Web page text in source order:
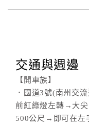
交通與週邊
【開車族】
．國道3號(南州交
前紅綠燈左轉→大
500公尺→即可在左